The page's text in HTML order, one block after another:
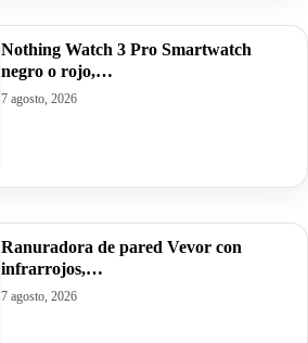
Nothing Watch 3 Pro Smartwatch
negro o rojo,…
7 agosto, 2026
Ranuradora de pared Vevor con
infrarrojos,…
7 agosto, 2026